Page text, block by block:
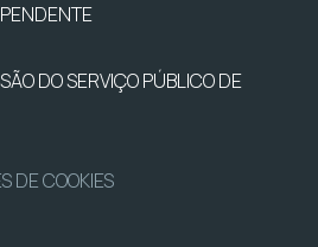
DO SERVIÇO PÚBLICO DE
DE COOKIES